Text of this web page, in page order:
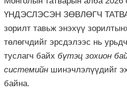
ҮНДЭСЛЭСЭН ЗӨВЛӨГЧ
зорилт тавьж энэхүү
төлөгчдийг эрсдэлээс нь
туслагч байх бүтэц зохион
системийн шинэчлэлүүдийг
байна.